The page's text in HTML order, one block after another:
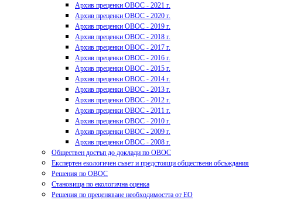
Архив преценки ОВОС - 2021 г.
Архив преценки ОВОС - 2020 г.
Архив преценки ОВОС - 2019 г.
Архив преценки ОВОС - 2018 г.
Архив преценки ОВОС - 2017 г.
Архив преценки ОВОС - 2016 г.
Архив преценки ОВОС - 2015 г.
Архив преценки ОВОС - 2014 г.
Архив преценки ОВОС - 2013 г.
Архив преценки ОВОС - 2012 г.
Архив преценки ОВОС - 2011 г.
Архив преценки ОВОС - 2010 г.
Архив преценки ОВОС - 2009 г.
Архив преценки ОВОС - 2008 г.
Обществен достъп до доклади по ОВОС
Експертен екологичен съвет и предстоящи обществени обсъждания
Решения по ОВОС
Становища по екологична оценка
Решения по преценяване необходимостта от ЕО